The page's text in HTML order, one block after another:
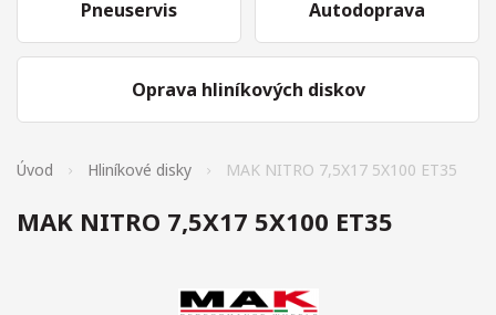
Pneuservis
Oprava hliníkových diskov
Autodoprava
Úvod Hliníkové disky MAK NITRO 7,5X17 5X100 ET35
MAK NITRO 7,5X17 5X100 ET35